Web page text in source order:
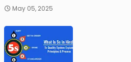
May 05, 2025